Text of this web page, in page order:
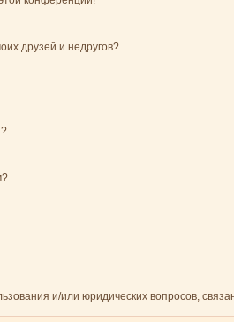
друзей и недругов?
и/или юридических вопросов,